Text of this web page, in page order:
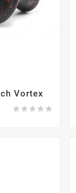
Vortex
    